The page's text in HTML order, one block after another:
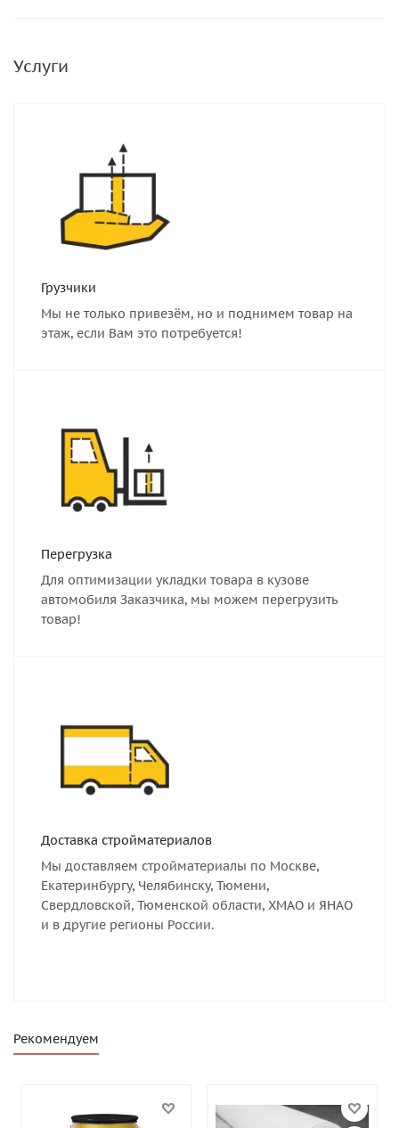
Услуги
Грузчики
Мы не только привезём, но и поднимем товар на
этаж, если Вам это потребуется!
Перегрузка
Для оптимизации укладки товара в кузове
автомобиля Заказчика, мы можем перегрузить
товар!
Доставка стройматериалов
Мы доставляем стройматериалы по Москве,
Екатеринбургу, Челябинску, Тюмени,
Свердловской, Тюменской области, ХМАО и ЯНАО
и в другие регионы России.
Рекомендуем